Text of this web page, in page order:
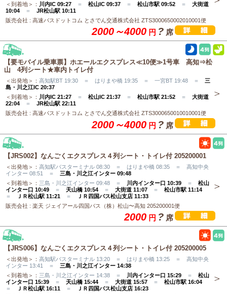
＜到着地＞： 川内IC 09:27 ＝ 松山IC 09:37 ＝ 松山市駅 09:52 ＝ 大街道
10:04 ＝ JR松山駅 10:11
販売会社 : 高速バスドットコム とさでん交通株式会社 ZTS3000650002010001便
2000～4000 円 ? 席
【要モバイル乗車票】ホエールエクスプレス≪10便≫1号車 高知⇒松
山 4列シート★車内トイレ付
＜出発地＞： 高知駅BT 19:30 ＝ はりまや橋 19:35 ＝ 一宮BT 19:48 ＝ 三
島・川之江IC 20:37
＜到着地＞： 川内IC 21:27 ＝ 松山IC 21:37 ＝ 松山市駅 21:52 ＝ 大街道
22:04 ＝ JR松山駅 22:11
販売会社 : 高速バスドットコム とさでん交通株式会社 ZTS3000650010010001便
2000～4000 円 ? 席
【JRS002】なんごくエクスプレス４列シート・トイレ付 205200001
＜出発地＞： 高知駅バスターミナル 08:30 ＝ はりまや橋 08:35 ＝ 高知中央
インター 08:51 ＝ 三島・川之江インター 09:48
＜到着地＞： 三島・川之江インター 09:48 ＝ 川内インター口 10:39 ＝ 松山
インター口 10:49 ＝ 天山橋 10:54 ＝ 大街道 11:07 ＝ 松山市駅 11:14
＝
ＪＲ松山駅 11:21 ＝
ＪＲ四国バス松山支店 11:33
販売会社 : 楽天 ジェイアール四国バス（株）松山〜高知 205200001便
2000 円 ? 席
【JRS006】なんごくエクスプレス４列シート・トイレ付 205200005
＜出発地＞： 高知駅バスターミナル 13:20 ＝ はりまや橋 13:25 ＝ 高知中央
インター 13:41 ＝ 三島・川之江インター 14:38
＜到着地＞： 三島・川之江インター 14:38 ＝ 川内インター口 15:29 ＝ 松山
インター口 15:39 ＝ 天山橋 15:44 ＝ 大街道 15:57 ＝ 松山市駅 16:04
＝
ＪＲ松山駅 16:11 ＝
ＪＲ四国バス松山支店 16:23